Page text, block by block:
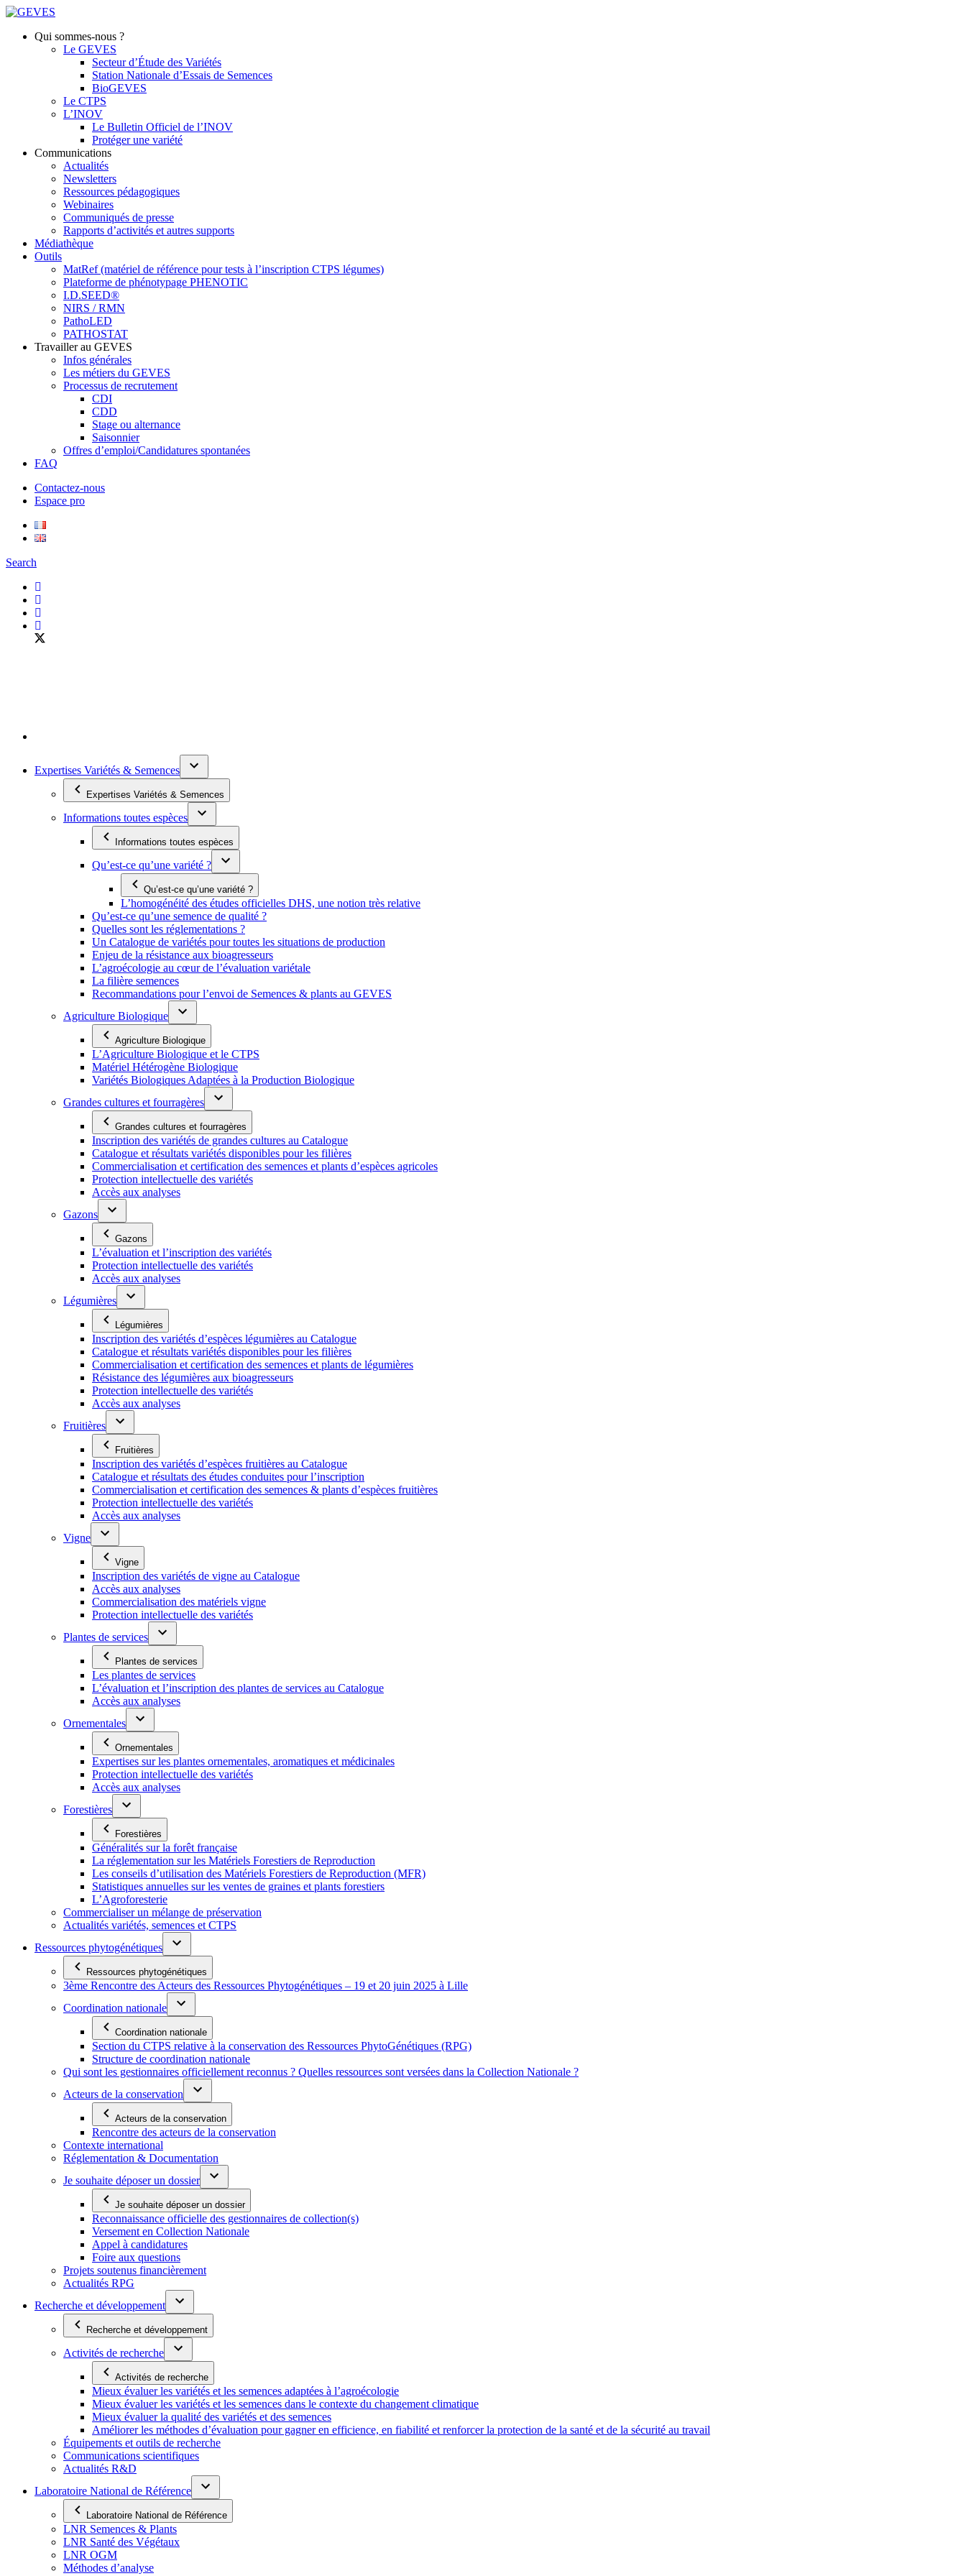
Qui sommes-nous ?
Le GEVES
Secteur d’Étude des Variétés
Station Nationale d’Essais de Semences
BioGEVES
Le CTPS
L’INOV
Le Bulletin Officiel de l’INOV
Protéger une variété
Communications
Actualités
Newsletters
Ressources pédagogiques
Webinaires
Communiqués de presse
Rapports d’activités et autres supports
Médiathèque
Outils
MatRef (matériel de référence pour tests à l’inscription CTPS légumes)
Plateforme de phénotypage PHENOTIC
I.D.SEED®
NIRS / RMN
PathoLED
PATHOSTAT
Travailler au GEVES
Infos générales
Les métiers du GEVES
Processus de recrutement
CDI
CDD
Stage ou alternance
Saisonnier
Offres d’emploi/Candidatures spontanées
FAQ
Contactez-nous
Espace pro
Search
Expertises Variétés & Semences
Expertises Variétés & Semences
Informations toutes espèces
Informations toutes espèces
Qu’est-ce qu’une variété ?
Qu’est-ce qu’une variété ?
L’homogénéité des études officielles DHS, une notion très relative
Qu’est-ce qu’une semence de qualité ?
Quelles sont les réglementations ?
Un Catalogue de variétés pour toutes les situations de production
Enjeu de la résistance aux bioagresseurs
L’agroécologie au cœur de l’évaluation variétale
La filière semences
Recommandations pour l’envoi de Semences & plants au GEVES
Agriculture Biologique
Agriculture Biologique
L’Agriculture Biologique et le CTPS
Matériel Hétérogène Biologique
Variétés Biologiques Adaptées à la Production Biologique
Grandes cultures et fourragères
Grandes cultures et fourragères
Inscription des variétés de grandes cultures au Catalogue
Catalogue et résultats variétés disponibles pour les filières
Commercialisation et certification des semences et plants d’espèces agricoles
Protection intellectuelle des variétés
Accès aux analyses
Gazons
Gazons
L’évaluation et l’inscription des variétés
Protection intellectuelle des variétés
Accès aux analyses
Légumières
Légumières
Inscription des variétés d’espèces légumières au Catalogue
Catalogue et résultats variétés disponibles pour les filières
Commercialisation et certification des semences et plants de légumières
Résistance des légumières aux bioagresseurs
Protection intellectuelle des variétés
Accès aux analyses
Fruitières
Fruitières
Inscription des variétés d’espèces fruitières au Catalogue
Catalogue et résultats des études conduites pour l’inscription
Commercialisation et certification des semences & plants d’espèces fruitières
Protection intellectuelle des variétés
Accès aux analyses
Vigne
Vigne
Inscription des variétés de vigne au Catalogue
Accès aux analyses
Commercialisation des matériels vigne
Protection intellectuelle des variétés
Plantes de services
Plantes de services
Les plantes de services
L’évaluation et l’inscription des plantes de services au Catalogue
Accès aux analyses
Ornementales
Ornementales
Expertises sur les plantes ornementales, aromatiques et médicinales
Protection intellectuelle des variétés
Accès aux analyses
Forestières
Forestières
Généralités sur la forêt française
La réglementation sur les Matériels Forestiers de Reproduction
Les conseils d’utilisation des Matériels Forestiers de Reproduction (MFR)
Statistiques annuelles sur les ventes de graines et plants forestiers
L’Agroforesterie
Commercialiser un mélange de préservation
Actualités variétés, semences et CTPS
Ressources phytogénétiques
Ressources phytogénétiques
3ème Rencontre des Acteurs des Ressources Phytogénétiques – 19 et 20 juin 2025 à Lille
Coordination nationale
Coordination nationale
Section du CTPS relative à la conservation des Ressources PhytoGénétiques (RPG)
Structure de coordination nationale
Qui sont les gestionnaires officiellement reconnus ? Quelles ressources sont versées dans la Collection Nationale ?
Acteurs de la conservation
Acteurs de la conservation
Rencontre des acteurs de la conservation
Contexte international
Réglementation & Documentation
Je souhaite déposer un dossier
Je souhaite déposer un dossier
Reconnaissance officielle des gestionnaires de collection(s)
Versement en Collection Nationale
Appel à candidatures
Foire aux questions
Projets soutenus financièrement
Actualités RPG
Recherche et développement
Recherche et développement
Activités de recherche
Activités de recherche
Mieux évaluer les variétés et les semences adaptées à l’agroécologie
Mieux évaluer les variétés et les semences dans le contexte du changement climatique
Mieux évaluer la qualité des variétés et des semences
Améliorer les méthodes d’évaluation pour gagner en efficience, en fiabilité et renforcer la protection de la santé et de la sécurité au travail
Équipements et outils de recherche
Communications scientifiques
Actualités R&D
Laboratoire National de Référence
Laboratoire National de Référence
LNR Semences & Plants
LNR Santé des Végétaux
LNR OGM
Méthodes d’analyse